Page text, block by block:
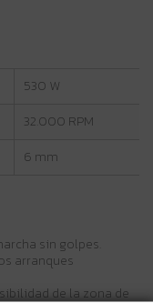
530 W
32.000 RPM
6 mm
sin golpes.
arranques
de la zona de